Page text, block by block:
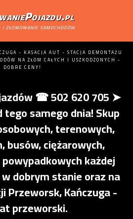
złomowanie samochodów
- KASACJA AUT - STACJA DEMONTAŻU
NA ZŁOM CAŁYCH I USZKODZONYCH -
DOBRE CENY!
☎ 502 620 705 ➤
samego dnia! Skup
terenowych,
busów, ciężarowych,
każdej
dobrym stanie oraz na
Przeworsk, Kańczuga -
przeworski.